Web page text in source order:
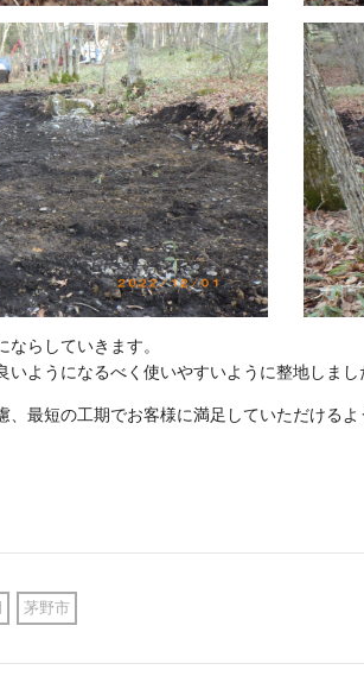
らしていきます。
ようになるべく使いやすいように整地しまし
最短の工期でお客様に満足していただけるよ
茅野市